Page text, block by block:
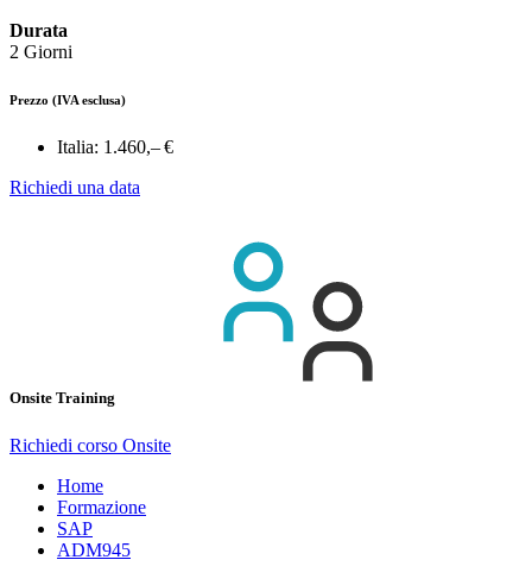
Durata
2 Giorni
Prezzo (IVA esclusa)
Italia: 1.460,– €
Richiedi una data
Onsite Training
Richiedi corso Onsite
Home
Formazione
SAP
ADM945